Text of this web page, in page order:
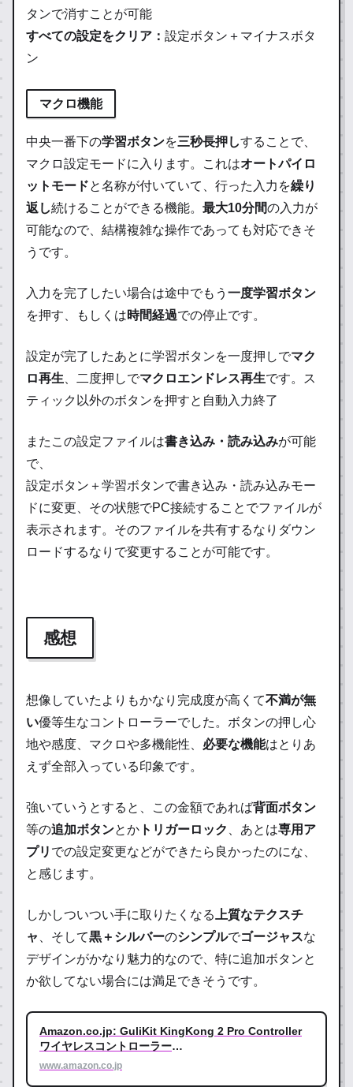
タンで消すことが可能
すべての設定をクリア： 設定ボタン＋マイナスボタ
ン
マクロ機能
中央一番下の学習ボタンを三秒長押しすることで、
マクロ設定モードに入ります。これはオートパイロ
ットモードと名称が付いていて、行った入力を繰り
返し続けることができる機能。 最大10分間の入力が
可能なので、結構複雑な操作であっても対応できそ
うです。
入力を完了したい場合は途中でもう 一度学習ボタン
を押す、もしくは時間経過での停止です。
設定が完了したあとに学習ボタンを一度押しでマク
ロ再生 、二度押しでマクロエンドレス再生です。ス
ティック以外のボタンを押すと自動入力終了
またこの設定ファイルは書き込み・読み込みが可能
で、
設定ボタン＋学習ボタンで書き込み・読み込みモー
ドに変更、その状態でPC接続することでファイルが
表示されます。そのファイルを共有するなりダウン
ロードするなりで変更することが可能です。
感想
想像していたよりもかなり完成度が高くて不満が無
い優等生なコントローラーでした。ボタンの押し心
地や感度、マクロや多機能性、 必要な機能はとりあ
えず全部入っている印象です。
強いていうとすると、この金額であれば背面ボタン
等の追加ボタンとか トリガーロック 、あとは専用ア
プリ での設定変更などができたら良かったのにな、
と感じます。
しかしついつい手に取りたくなる
上質なテクスチ
ャ
、そして黒＋シルバーのシンプルでゴージャスな
デザインがかなり魅力的なので、特に追加ボタンと
か欲してない場合には満足できそうです。
Amazon.co.jp: GuliKit KingKong 2 Pro Controller
ワイヤレスコントローラー
Switch/Windows/Android/macOS/iOS対応 : ゲーム
www.amazon.co.jp